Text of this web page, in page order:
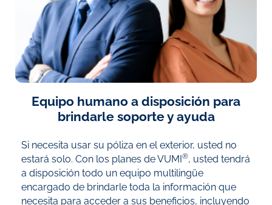
Equipo humano a disposición para
brindarle soporte y ayuda
Si necesita usar su póliza en el exterior, usted no
estará solo. Con los planes de VUMI®, usted tendrá
a disposición todo un equipo multilingüe
encargado de brindarle toda la información que
necesita para acceder a sus beneficios, incluyendo